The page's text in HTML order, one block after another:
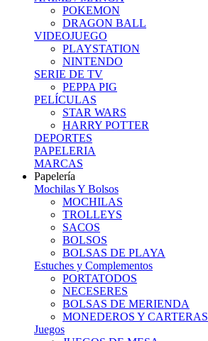
POKEMON
DRAGON BALL
VIDEOJUEGO
PLAYSTATION
NINTENDO
SERIE DE TV
PEPPA PIG
PELÍCULAS
STAR WARS
HARRY POTTER
DEPORTES
PAPELERIA
MARCAS
Papelería
Mochilas Y Bolsos
MOCHILAS
TROLLEYS
SACOS
BOLSOS
BOLSAS DE PLAYA
Estuches y Complementos
PORTATODOS
NECESERES
BOLSAS DE MERIENDA
MONEDEROS Y CARTERAS
Juegos